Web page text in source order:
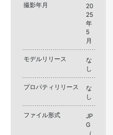
撮影年月
20
25
年
5
月
モデルリリース
な
し
プロパティリリース
な
し
ファイル形式
JP
G
（